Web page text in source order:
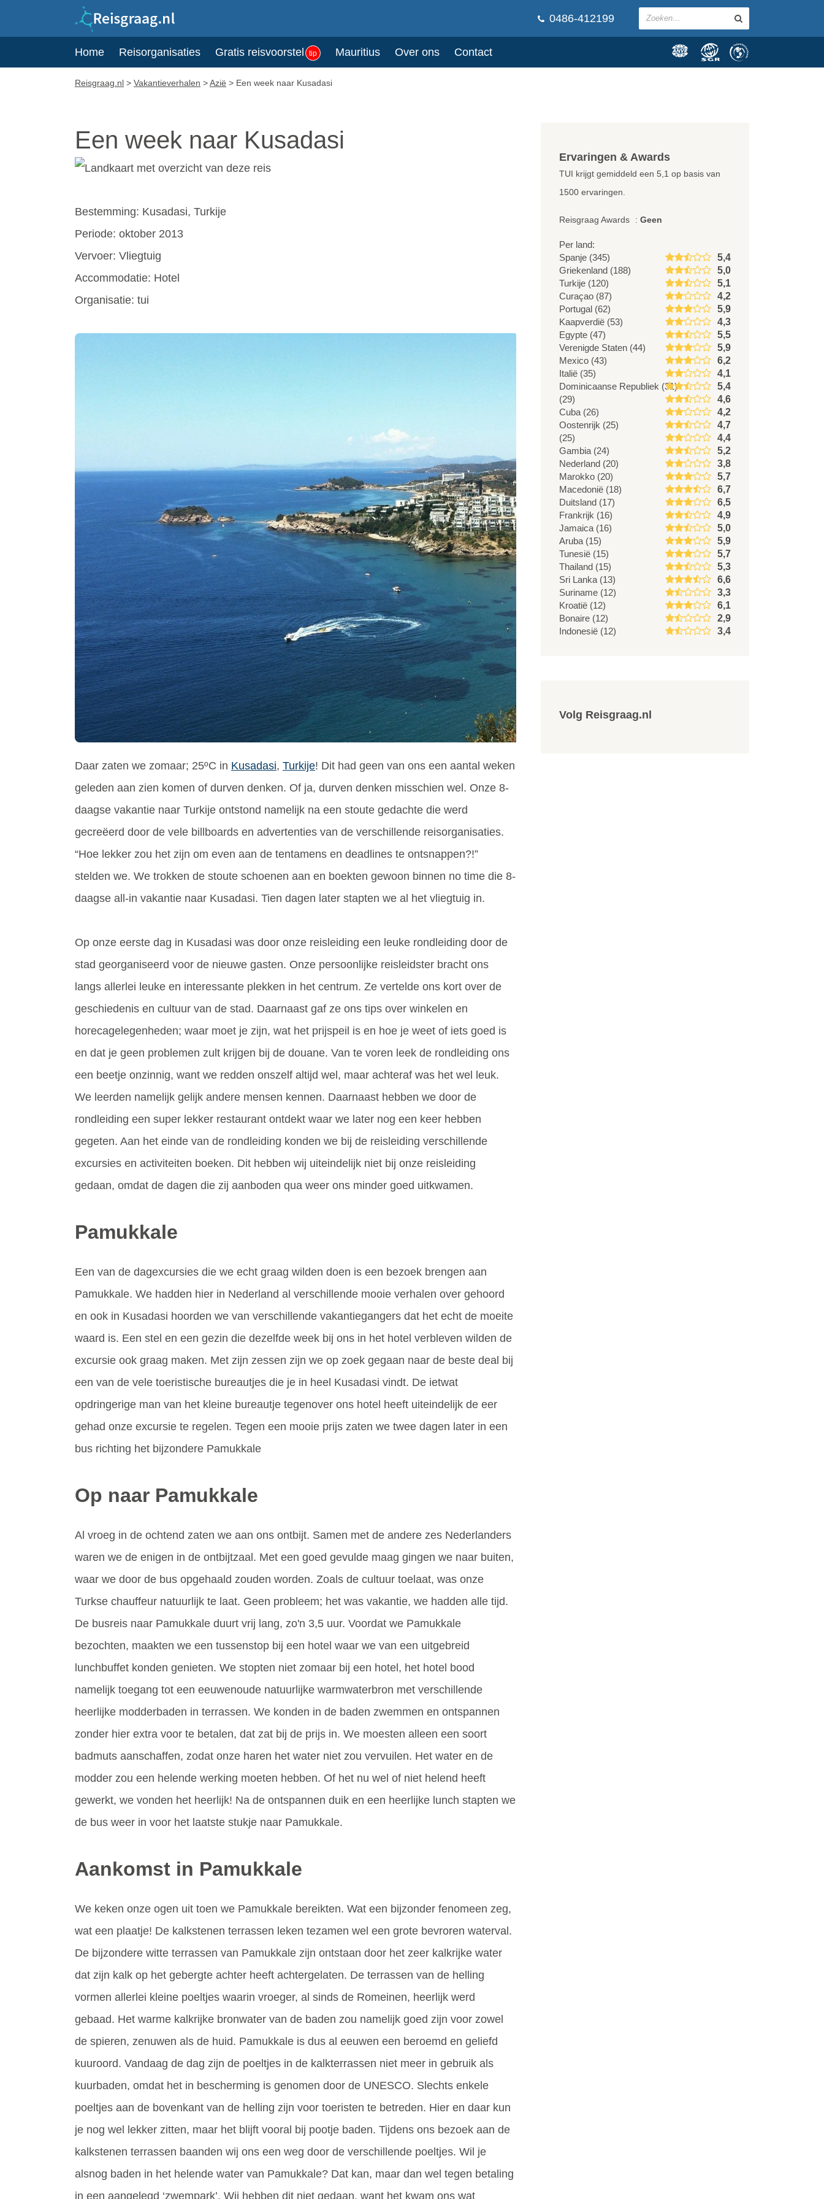
0486-412199
Home Reisorganisaties Gratis reisvoorstel tip Mauritius Over ons Contact
Reisgraag.nl > Vakantieverhalen >Azië > Een week naar Kusadasi
Een week naar Kusadasi
Bestemming: Kusadasi, Turkije
Periode: oktober 2013
Vervoer: Vliegtuig
Accommodatie: Hotel
Organisatie: tui
Daar zaten we zomaar; 25ºC in Kusadasi, Turkije! Dit had geen van ons een aantal weken
geleden aan zien komen of durven denken. Of ja, durven denken misschien wel. Onze 8-
daagse vakantie naar Turkije ontstond namelijk na een stoute gedachte die werd
gecreëerd door de vele billboards en advertenties van de verschillende reisorganisaties.
“Hoe lekker zou het zijn om even aan de tentamens en deadlines te ontsnappen?!”
stelden we. We trokken de stoute schoenen aan en boekten gewoon binnen no time die 8-
daagse all-in vakantie naar Kusadasi. Tien dagen later stapten we al het vliegtuig in.
Op onze eerste dag in Kusadasi was door onze reisleiding een leuke rondleiding door de
stad georganiseerd voor de nieuwe gasten. Onze persoonlijke reisleidster bracht ons
langs allerlei leuke en interessante plekken in het centrum. Ze vertelde ons kort over de
geschiedenis en cultuur van de stad. Daarnaast gaf ze ons tips over winkelen en
horecagelegenheden; waar moet je zijn, wat het prijspeil is en hoe je weet of iets goed is
en dat je geen problemen zult krijgen bij de douane. Van te voren leek de rondleiding ons
een beetje onzinnig, want we redden onszelf altijd wel, maar achteraf was het wel leuk.
We leerden namelijk gelijk andere mensen kennen. Daarnaast hebben we door de
rondleiding een super lekker restaurant ontdekt waar we later nog een keer hebben
gegeten. Aan het einde van de rondleiding konden we bij de reisleiding verschillende
excursies en activiteiten boeken. Dit hebben wij uiteindelijk niet bij onze reisleiding
gedaan, omdat de dagen die zij aanboden qua weer ons minder goed uitkwamen.
Pamukkale
Een van de dagexcursies die we echt graag wilden doen is een bezoek brengen aan
Pamukkale. We hadden hier in Nederland al verschillende mooie verhalen over gehoord
en ook in Kusadasi hoorden we van verschillende vakantiegangers dat het echt de moeite
waard is. Een stel en een gezin die dezelfde week bij ons in het hotel verbleven wilden de
excursie ook graag maken. Met zijn zessen zijn we op zoek gegaan naar de beste deal bij
een van de vele toeristische bureautjes die je in heel Kusadasi vindt. De ietwat
opdringerige man van het kleine bureautje tegenover ons hotel heeft uiteindelijk de eer
gehad onze excursie te regelen. Tegen een mooie prijs zaten we twee dagen later in een
bus richting het bijzondere Pamukkale
Op naar Pamukkale
Al vroeg in de ochtend zaten we aan ons ontbijt. Samen met de andere zes Nederlanders
waren we de enigen in de ontbijtzaal. Met een goed gevulde maag gingen we naar buiten,
waar we door de bus opgehaald zouden worden. Zoals de cultuur toelaat, was onze
Turkse chauffeur natuurlijk te laat. Geen probleem; het was vakantie, we hadden alle tijd.
De busreis naar Pamukkale duurt vrij lang, zo'n 3,5 uur. Voordat we Pamukkale
bezochten, maakten we een tussenstop bij een hotel waar we van een uitgebreid
lunchbuffet konden genieten. We stopten niet zomaar bij een hotel, het hotel bood
namelijk toegang tot een eeuwenoude natuurlijke warmwaterbron met verschillende
heerlijke modderbaden in terrassen. We konden in de baden zwemmen en ontspannen
zonder hier extra voor te betalen, dat zat bij de prijs in. We moesten alleen een soort
badmuts aanschaffen, zodat onze haren het water niet zou vervuilen. Het water en de
modder zou een helende werking moeten hebben. Of het nu wel of niet helend heeft
gewerkt, we vonden het heerlijk! Na de ontspannen duik en een heerlijke lunch stapten we
de bus weer in voor het laatste stukje naar Pamukkale.
Aankomst in Pamukkale
We keken onze ogen uit toen we Pamukkale bereikten. Wat een bijzonder fenomeen zeg,
wat een plaatje! De kalkstenen terrassen leken tezamen wel een grote bevroren waterval.
De bijzondere witte terrassen van Pamukkale zijn ontstaan door het zeer kalkrijke water
dat zijn kalk op het gebergte achter heeft achtergelaten. De terrassen van de helling
vormen allerlei kleine poeltjes waarin vroeger, al sinds de Romeinen, heerlijk werd
gebaad. Het warme kalkrijke bronwater van de baden zou namelijk goed zijn voor zowel
de spieren, zenuwen als de huid. Pamukkale is dus al eeuwen een beroemd en geliefd
kuuroord. Vandaag de dag zijn de poeltjes in de kalkterrassen niet meer in gebruik als
kuurbaden, omdat het in bescherming is genomen door de UNESCO. Slechts enkele
poeltjes aan de bovenkant van de helling zijn voor toeristen te betreden. Hier en daar kun
je nog wel lekker zitten, maar het blijft vooral bij pootje baden. Tijdens ons bezoek aan de
kalkstenen terrassen baanden wij ons een weg door de verschillende poeltjes. Wil je
alsnog baden in het helende water van Pamukkale? Dat kan, maar dan wel tegen betaling
in een aangelegd ‘zwempark’. Wij hebben dit niet gedaan, want het kwam ons wat
Ervaringen & Awards
TUI krijgt gemiddeld een 5,1 op basis van
1500 ervaringen.
Reisgraag Awards : Geen
Per land:
Spanje (345)
5,4
Griekenland (188)
5,0
Turkije (120)
5,1
Curaçao (87)
4,2
Portugal (62)
5,9
Kaapverdië (53)
4,3
Egypte (47)
5,5
Verenigde Staten (44)
5,9
Mexico (43)
6,2
Italië (35)
4,1
Dominicaanse Republiek (31)
5,4
(29)
4,6
Cuba (26)
4,2
Oostenrijk (25)
4,7
(25)
4,4
Gambia (24)
5,2
Nederland (20)
3,8
Marokko (20)
5,7
Macedonië (18)
6,7
Duitsland (17)
6,5
Frankrijk (16)
4,9
Jamaica (16)
5,0
Aruba (15)
5,9
Tunesië (15)
5,7
Thailand (15)
5,3
Sri Lanka (13)
6,6
Suriname (12)
3,3
Kroatië (12)
6,1
Bonaire (12)
2,9
Indonesië (12)
3,4
Volg Reisgraag.nl